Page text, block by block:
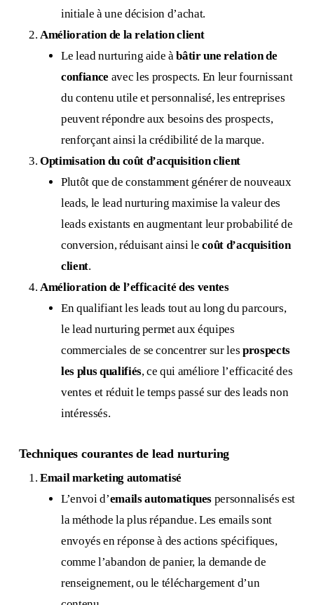
initiale à une décision d’achat.
Amélioration de la relation client
Le lead nurturing aide àbâtir une relation de
confiance avec les prospects. En leur fournissant
du contenu utile et personnalisé, les entreprises
peuvent répondre aux besoins des prospects,
renforçant ainsi la crédibilité de la marque.
Optimisation du coût d’acquisition client
Plutôt que de constamment générer de nouveaux
leads, le lead nurturing maximise la valeur des
leads existants en augmentant leur probabilité de
conversion, réduisant ainsi lecoût d’acquisition
client.
Amélioration de l’efficacité des ventes
En qualifiant les leads tout au long du parcours,
le lead nurturing permet aux équipes
commerciales de se concentrer sur lesprospects
les plus qualifiés, ce qui améliore l’efficacité des
ventes et réduit le temps passé sur des leads non
intéressés.
Techniques courantes de lead nurturing
Email marketing automatisé
L’envoi d’emails automatiques personnalisés est
la méthode la plus répandue. Les emails sont
envoyés en réponse à des actions spécifiques,
comme l’abandon de panier, la demande de
renseignement, ou le téléchargement d’un